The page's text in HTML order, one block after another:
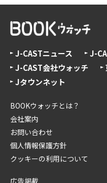
J-CASTニュース
J-
J-CAST会社ウォッチ
Jタウンネット
BOOKウォッチとは？
会社案内
お問い合わせ
個人情報保護方針
クッキーの利用について
広告掲載